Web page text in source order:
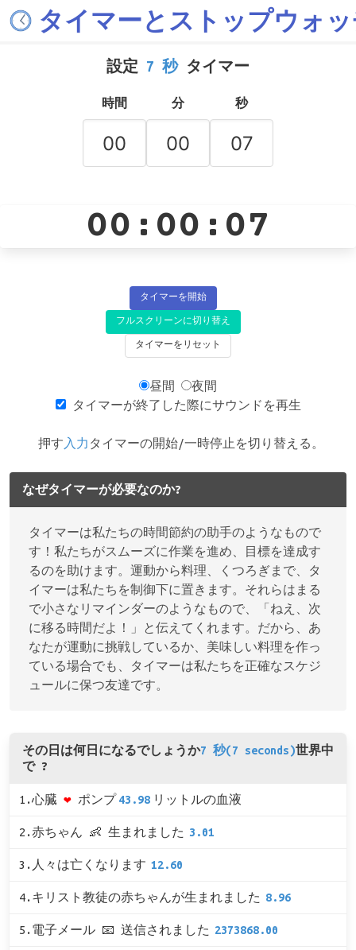
タイマーとストップウォ
設定 7 秒 タイマー
時間 分 秒
00:00:07
タイマーを開始
フルスクリーンに切り替え
タイマーをリセット
昼間
夜間
タイマーが終了した際にサウンドを再生
押す 入力 タイマーの開始/一時停止を切り替える。
なぜタイマーが必要なのか?
タイマーは私たちの時間節約の助手のようなもので
す！私たちがスムーズに作業を進め、目標を達成す
るのを助けます。運動から料理、くつろぎまで、タ
イマーは私たちを制御下に置きます。それらはまる
で小さなリマインダーのようなもので、「ねえ、次
に移る時間だよ！」と伝えてくれます。だから、あ
なたが運動に挑戦しているか、美味しい料理を作っ
ている場合でも、タイマーは私たちを正確なスケジ
ュールに保つ友達です。
その日は何日になるでしょうか7 秒(7 seconds)世界中
で ?
1.心臓 ❤ ポンプ 43.98 リットルの血液
2.赤ちゃん 👶 生まれました 3.01
3.人々は亡くなります 12.60
4.キリスト教徒の赤ちゃんが生まれました 8.96
5.電子メール 📧 送信されました 2373868.00